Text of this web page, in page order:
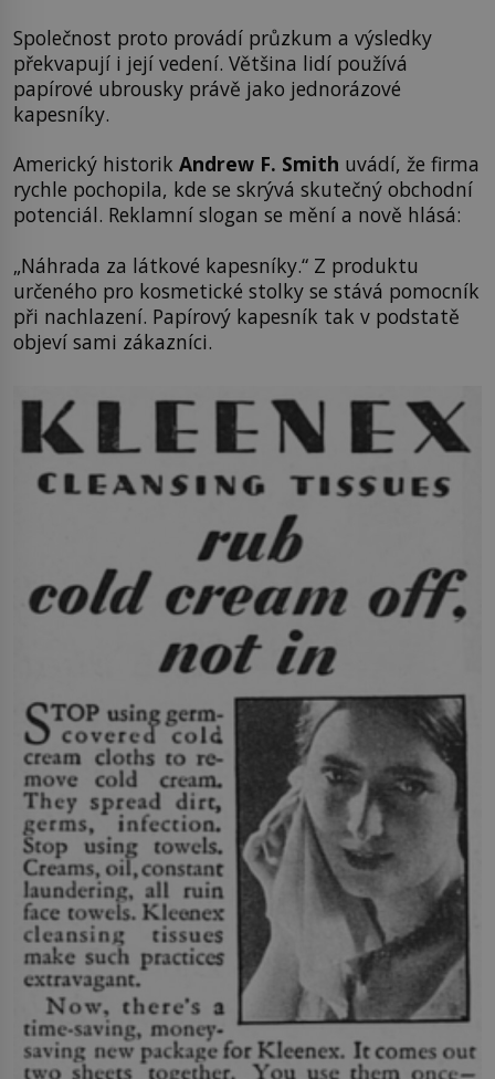
Společnost proto provádí průzkum a výsledky
překvapují i její vedení. Většina lidí používá
papírové ubrousky právě jako jednorázové
kapesníky.
Americký historik Andrew F. Smith uvádí, že firma
rychle pochopila, kde se skrývá skutečný obchodní
potenciál. Reklamní slogan se mění a nově hlásá:
„Náhrada za látkové kapesníky.“ Z produktu
určeného pro kosmetické stolky se stává pomocník
při nachlazení. Papírový kapesník tak v podstatě
objeví sami zákazníci.